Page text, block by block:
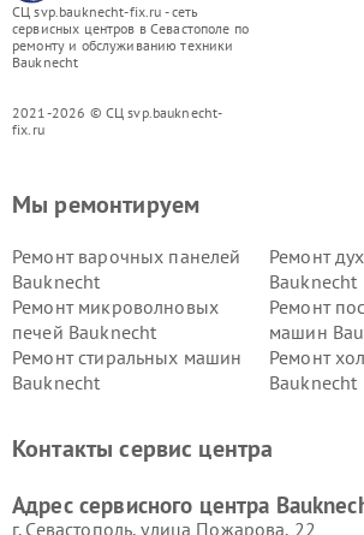
СЦ svp.bauknecht-fix.ru - сеть
сервисных центров в Севастополе по
ремонту и обслуживанию техники
Bauknecht
2021-2026 © СЦ svp.bauknecht-
fix.ru
Мы ремонтируем
Ремонт варочных панелей
Bauknecht
Ремонт
Bauknecht
Ремонт микроволновых
печей Bauknecht
Ремонт
машин
Ремонт стиральных машин
Bauknecht
Ремонт
Bauknecht
Контакты сервис центра
Адрес сервисного центра
г. Севастополь, улица Пожарова, 22